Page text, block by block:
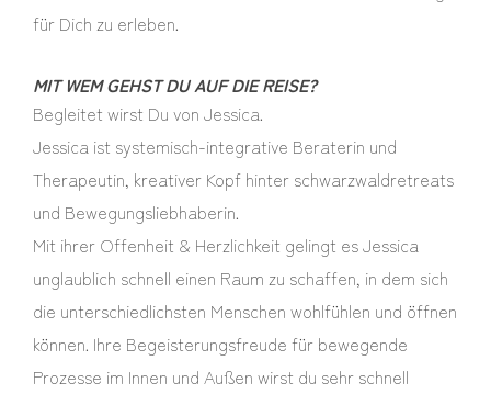
für Dich zu erleben.
MIT WEM GEHST DU AUF DIE REISE?
Begleitet wirst Du von Jessica.
Jessica ist systemisch-integrative Beraterin und
Therapeutin, kreativer Kopf hinter schwarzwaldretreats
und Bewegungsliebhaberin.
Mit ihrer Offenheit & Herzlichkeit gelingt es Jessica
unglaublich schnell einen Raum zu schaffen, in dem sich
die unterschiedlichsten Menschen wohlfühlen und öffnen
können. Ihre Begeisterungsfreude für bewegende
Prozesse im Innen und Außen wirst du sehr schnell